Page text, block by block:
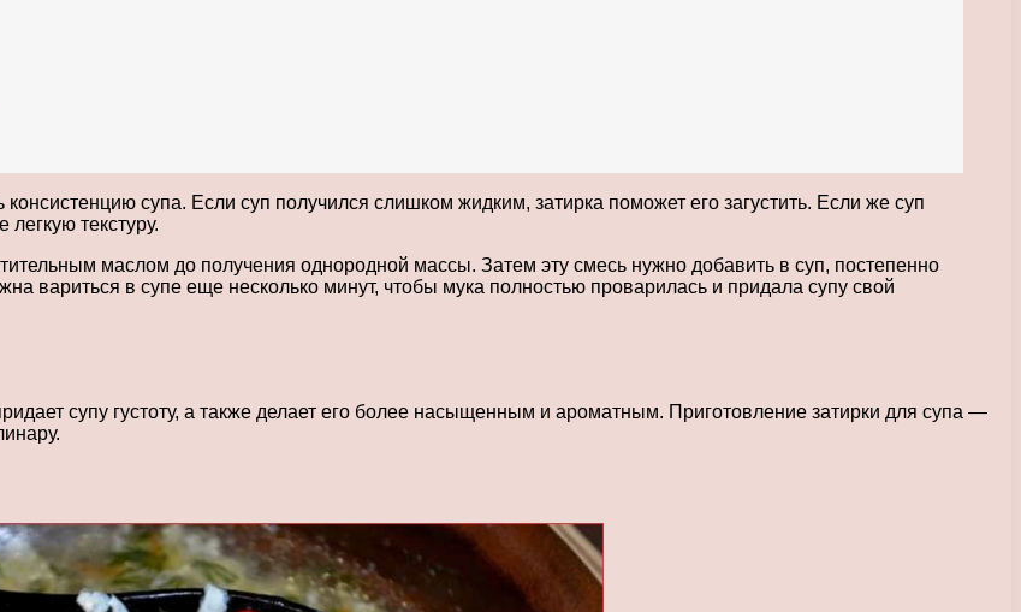
супа. Если суп получился слишком жидким, затирка поможет его загустить. Если же суп
текстуру.
маслом до получения однородной массы. Затем эту смесь нужно добавить в суп, постепенно
вариться в супе еще несколько минут, чтобы мука полностью проварилась и придала супу свой
супу густоту, а также делает его более насыщенным и ароматным. Приготовление затирки для супа —